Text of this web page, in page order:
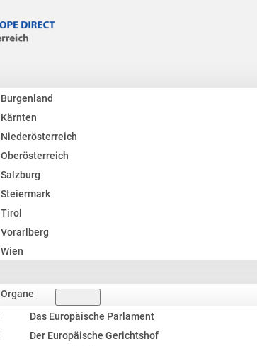
Burgenland
Kärnten
Niederösterreich
Oberösterreich
Salzburg
Steiermark
Tirol
Vorarlberg
Wien
Organe
Das Europäische Parlament
Der Europäische Gerichtshof